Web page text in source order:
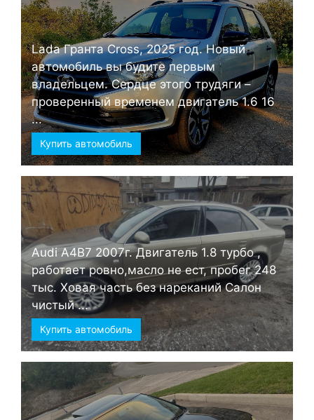
Lada Гранта Cross, 2025 год. Новый
автомобиль вы будите первым
владельцем. Сердце этого трудяги –
проверенный временем двигатель 1.6 16
...
Купить автомобиль
Audi А4B7 2007г. Двигатель 1.8 турбо ,
работает ровно,масло не ест, пробег 248
тыс. Ховая часть без нареканий Салон
чистый ...
Купить автомобиль